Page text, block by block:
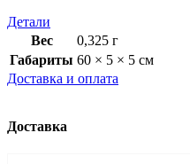
Детали
Вес
0,325 г
Габариты 60 × 5 × 5 см
Доставка и оплата
Доставка